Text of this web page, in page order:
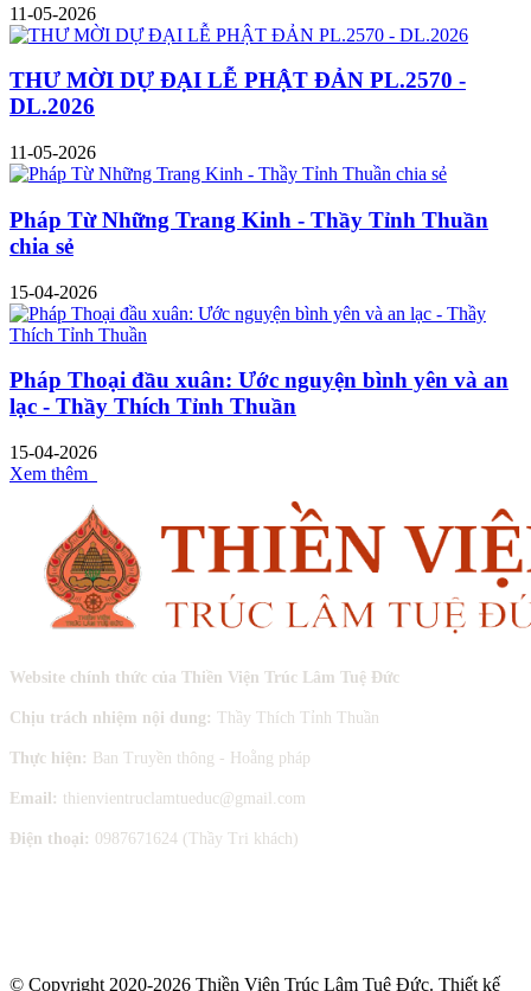
11-05-2026
THƯ MỜI DỰ ĐẠI LỄ PHẬT ĐẢN PL.2570 -
DL.2026
11-05-2026
Pháp Từ Những Trang Kinh - Thầy Tỉnh Thuần
chia sẻ
15-04-2026
Pháp Thoại đầu xuân: Ước nguyện bình yên và an
lạc - Thầy Thích Tỉnh Thuần
15-04-2026
Xem thêm
Website chính thức của Thiền Viện Trúc Lâm Tuệ Đức
Chịu trách nhiệm nội dung: Thầy Thích Tỉnh Thuần
Thực hiện: Ban Truyền thông - Hoằng pháp
Email: thienvientruclamtueduc@gmail.com
Điện thoại: 0987671624 (Thầy Tri khách)
© Copyright 2020-2026 Thiền Viện Trúc Lâm Tuệ Đức. Thiết kế